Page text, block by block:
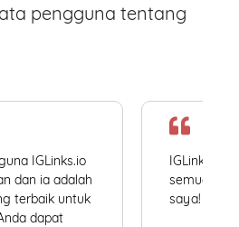
pengguna tentang
IGLinks.io
dan ia adalah
terbaik untuk
dapat
IGLinks.io
semua
saya!